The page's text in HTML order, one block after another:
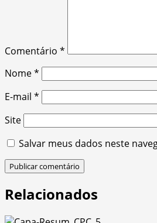
Comentário *
Nome*
E-mail *
Site
Salvar meus dados neste
Relacionados